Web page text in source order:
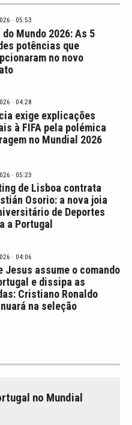
· 05:53
do Mundo 2026: As 5
potências que
no novo
· 04:28
exige explicações
à FIFA pela polémica
no Mundial 2026
· 05:23
de Lisboa contrata
Osorio: a nova joia
de Deportes
a Portugal
· 04:06
Jesus assume o comando
e dissipa as
Cristiano Ronaldo
na seleção
no Mundial